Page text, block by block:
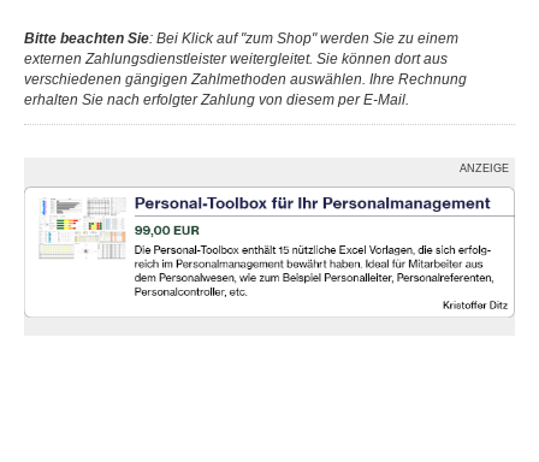
Bitte beachten Sie: Bei Klick auf "zum Shop" werden Sie zu einem
externen Zahlungsdienstleister weitergleitet. Sie können dort aus
verschiedenen gängigen Zahlmethoden auswählen. Ihre Rechnung
erhalten Sie nach erfolgter Zahlung von diesem per E-Mail.
ANZEIGE